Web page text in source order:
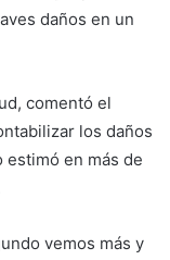
daños en un
comentó el
los daños
estimó en más de
vemos más y